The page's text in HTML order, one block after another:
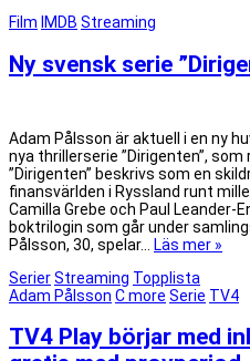
Film IMDB Streaming
Ny svensk serie
Adam Pålsson är aktuell i en ny
nya thrillerserie ”Dirigenten”,
”Dirigenten” beskrivs som en
finansvärlden i Ryssland runt
Camilla Grebe och Paul
boktrilogin som går under
Pålsson, 30, spelar…
Läs mer »
SerierStreaming Topplista
Adam Pålsson C more Serie TV4
TV4 Play börjar med